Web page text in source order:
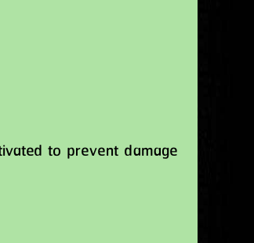
to prevent damage